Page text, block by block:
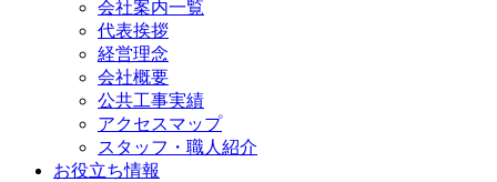
会社案内一覧
代表挨拶
経営理念
会社概要
公共工事実績
アクセスマップ
スタッフ・職人紹介
お役立ち情報